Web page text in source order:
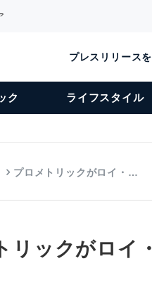
プレスリリース
ク ライフスタイル
プロメトリックがロイ・…
リックがロイ